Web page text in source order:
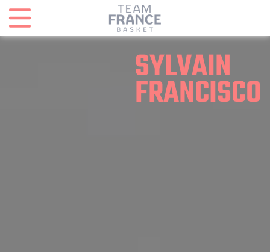
SYLVAIN
FRANCISCO
Panneau de gestion des cookies